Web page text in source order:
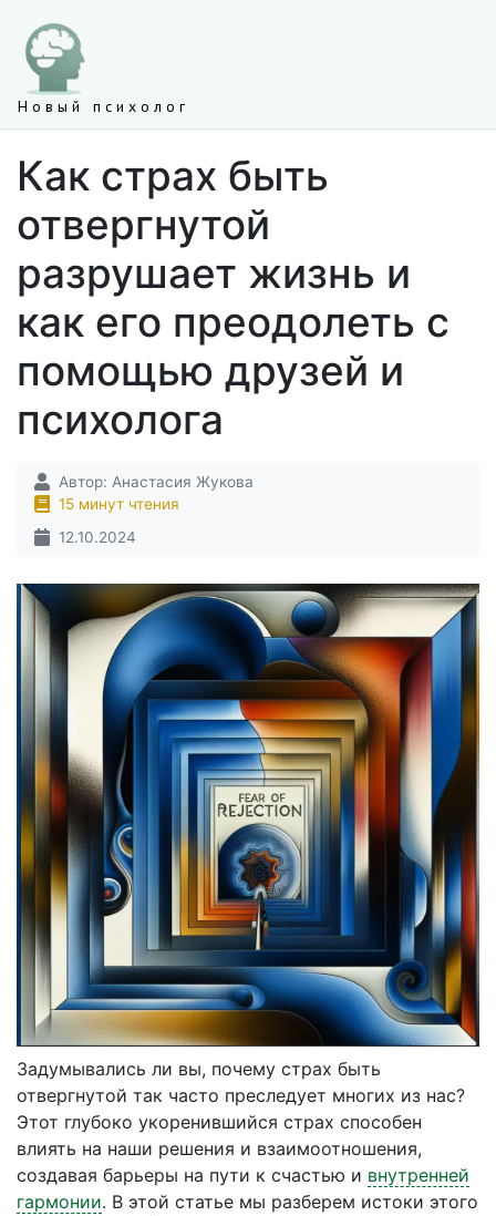
Новый психолог
Как страх быть
отвергнутой
разрушает жизнь и
как его преодолеть с
помощью друзей и
психолога
Автор: Анастасия Жукова
15 минут чтения
12.10.2024
Задумывались ли вы, почему страх быть
отвергнутой так часто преследует многих из нас?
Этот глубоко укоренившийся страх способен
влиять на наши решения и взаимоотношения,
создавая барьеры на пути к счастью и внутренней
гармонии. В этой статье мы разберем истоки этого